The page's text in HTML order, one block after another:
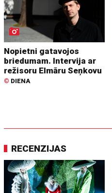
Nopietni gatavojos
briedumam. Intervija ar
režisoru Elmāru Seņkovu
© DIENA
RECENZIJAS